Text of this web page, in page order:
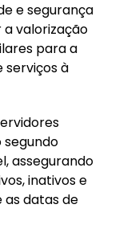
e segurança
valorização
para a
à
segundo
assegurando
inativos e
as datas de